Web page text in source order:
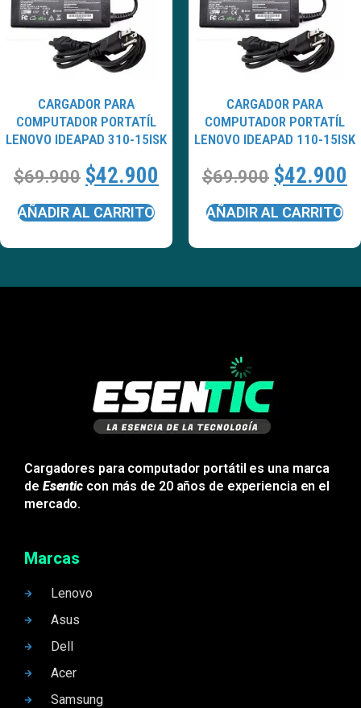
CARGADOR PARA
COMPUTADOR PORTATÍL
LENOVO IDEAPAD 310-15ISK
$69.900 $42.900
AÑADIR AL CARRITO
CARGADOR PARA
COMPUTADOR PORTATÍL
LENOVO IDEAPAD 110-15ISK
$69.900 $42.900
AÑADIR AL CARRITO
Cargadores para computador portátil es una marca
de Esentic con más de 20 años de experiencia en el
mercado.
Marcas
Lenovo
Asus
Dell
Acer
Samsung